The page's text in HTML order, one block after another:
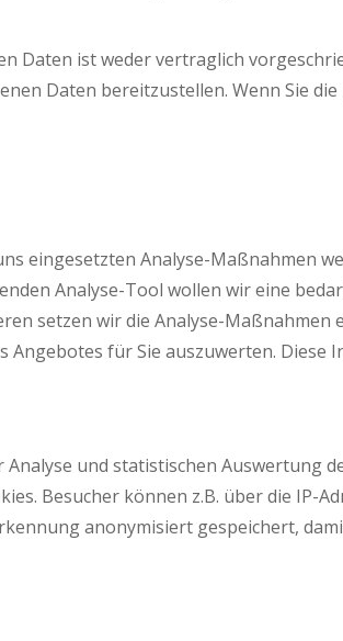
Daten ist weder vertraglich
Daten bereitzustellen. Wenn Sie
eingesetzten Analyse-Maßnahmen
Analyse-Tool wollen wir eine
setzen wir die Analyse-
Angebotes für Sie auszuwerten.
und statistischen Auswertung
Besucher können z.B. über die
anonymisiert gespeichert,